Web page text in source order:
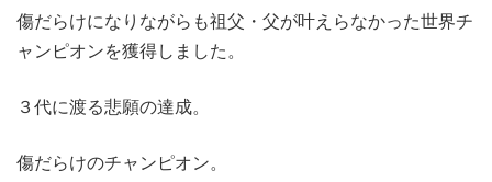
傷だらけになりながらも祖父・父が叶えらなかった世界チ
ャンピオンを獲得しました。
３代に渡る悲願の達成。
傷だらけのチャンピオン。